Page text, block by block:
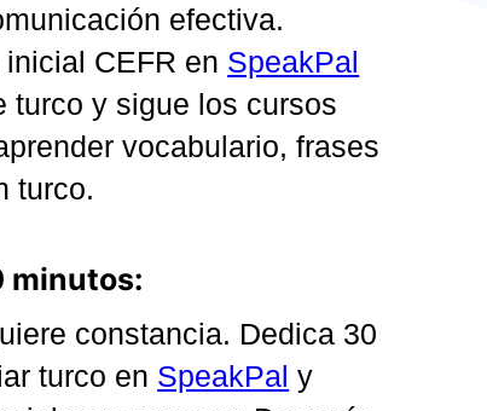
efectiva.
CEFR en SpeakPal
turco y sigue los cursos
vocabulario, frases
turco.
minutos:
constancia. Dedica 30
turco en SpeakPal y